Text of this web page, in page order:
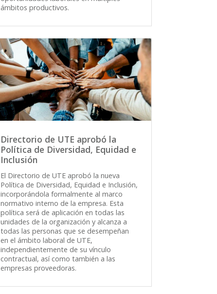
ámbitos productivos.
Directorio de UTE aprobó la
Política de Diversidad, Equidad e
Inclusión
El Directorio de UTE aprobó la nueva
Política de Diversidad, Equidad e Inclusión,
incorporándola formalmente al marco
normativo interno de la empresa. Esta
política será de aplicación en todas las
unidades de la organización y alcanza a
todas las personas que se desempeñan
en el ámbito laboral de UTE,
independientemente de su vínculo
contractual, así como también a las
empresas proveedoras.